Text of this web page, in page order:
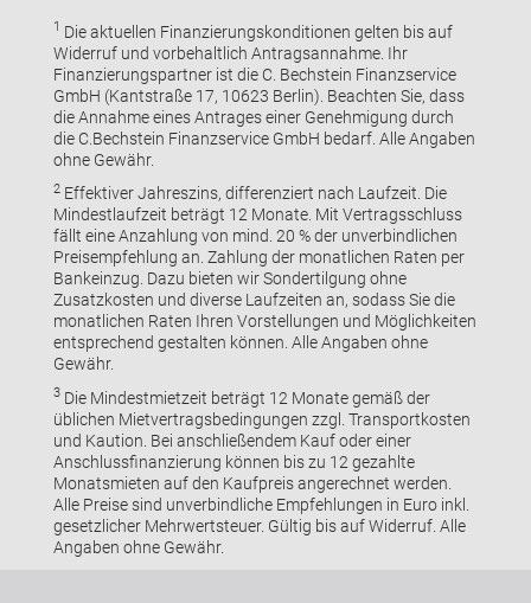
1 Die aktuellen Finanzierungskonditionen gelten bis auf
Widerruf und vorbehaltlich Antragsannahme. Ihr
Finanzierungspartner ist die C. Bechstein Finanzservice
GmbH (Kantstraße 17, 10623 Berlin). Beachten Sie, dass
die Annahme eines Antrages einer Genehmigung durch
die C.Bechstein Finanzservice GmbH bedarf. Alle Angaben
ohne Gewähr.
2Effektiver Jahreszins, differenziert nach Laufzeit. Die
Mindestlaufzeit beträgt 12 Monate. Mit Vertragsschluss
fällt eine Anzahlung von mind. 20 % der unverbindlichen
Preisempfehlung an. Zahlung der monatlichen Raten per
Bankeinzug. Dazu bieten wir Sondertilgung ohne
Zusatzkosten und diverse Laufzeiten an, sodass Sie die
monatlichen Raten Ihren Vorstellungen und Möglichkeiten
entsprechend gestalten können. Alle Angaben ohne
Gewähr.
3Die Mindestmietzeit beträgt 12 Monate gemäß der
üblichen Mietvertragsbedingungen zzgl. Transportkosten
und Kaution. Bei anschließendem Kauf oder einer
Anschlussfinanzierung können bis zu 12 gezahlte
Monatsmieten auf den Kaufpreis angerechnet werden.
Alle Preise sind unverbindliche Empfehlungen in Euro inkl.
gesetzlicher Mehrwertsteuer. Gültig bis auf Widerruf. Alle
Angaben ohne Gewähr.